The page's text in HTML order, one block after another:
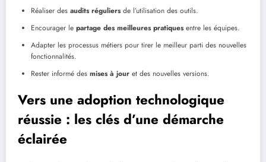
Réaliser des audits réguliersde l’utilisation des outils.
Encourager le partage des meilleures pratiquesentre les équipes.
Adapter les processus métiers pour tirer le meilleur parti des nouvelles
fonctionnalités.
Rester informé des mises à jour et des nouvelles versions.
Vers une adoption technologique
réussie : les clés d’une démarche
éclairée